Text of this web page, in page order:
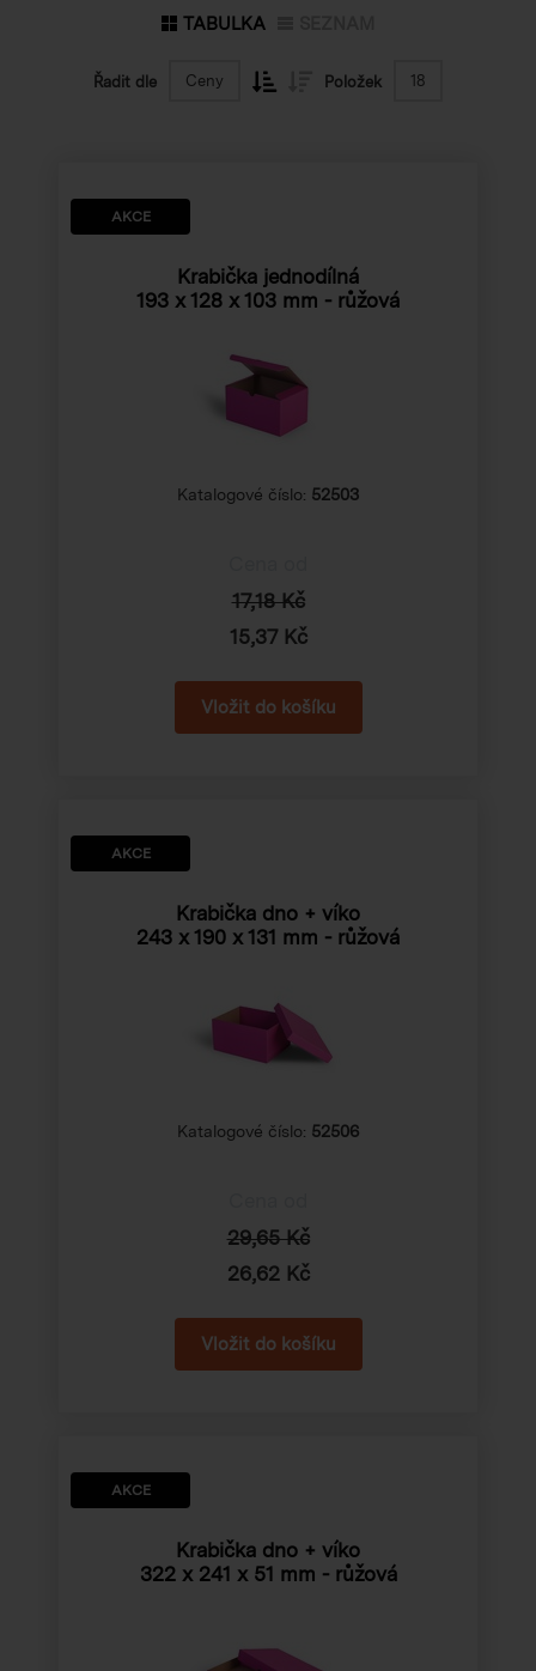
TABULKA
Řadit dle Ceny Položek 18
AKCE
Krabička jednodílná
193 x 128 x 103 mm - růžová
Katalogové číslo: 52503
17,18 Kč
15,37 Kč
AKCE
Krabička dno + víko
243 x 190 x 131 mm - růžová
Katalogové číslo: 52506
29,65 Kč
26,62 Kč
AKCE
Krabička dno + víko
322 x 241 x 51 mm - růžová